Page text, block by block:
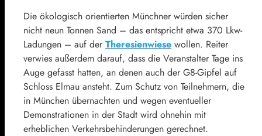
Die ökologisch orientierten Münchner würden sicher
nicht neun Tonnen Sand – das entspricht etwa 370 Lkw-
Ladungen – auf der Theresienwiese wollen. Reiter
verwies außerdem darauf, dass die Veranstalter Tage ins
Auge gefasst hatten, an denen auch der G8-Gipfel auf
Schloss Elmau ansteht. Zum Schutz von Teilnehmern, die
in München übernachten und wegen eventueller
Demonstrationen in der Stadt wird ohnehin mit
erheblichen Verkehrsbehinderungen gerechnet.